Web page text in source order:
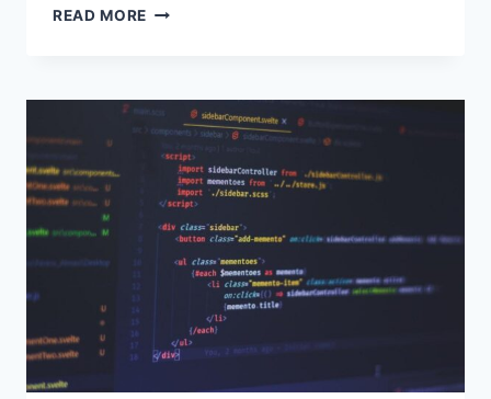
READ MORE M1
AYLIK
M1
IŞLEMCILI
MACBOOK
PRO